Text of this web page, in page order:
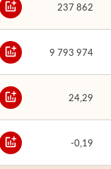
237 862
9 793 974
24,29
-0,19